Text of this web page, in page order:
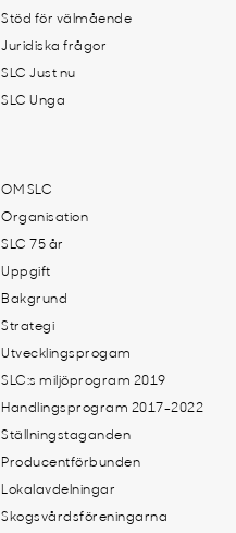
Stöd för välmående
Juridiska frågor
SLC Just nu
SLC Unga
OM SLC
Organisation
SLC 75 år
Uppgift
Bakgrund
Strategi
Utvecklingsprogam
SLC:s miljöprogram 2019
Handlingsprogram 2017-2022
Ställningstaganden
Producentförbunden
Lokalavdelningar
Skogsvårdsföreningarna